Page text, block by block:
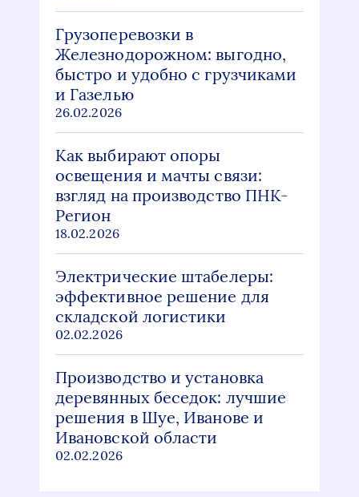
Грузоперевозки в
Железнодорожном: выгодно,
быстро и удобно с грузчиками
и Газелью
26.02.2026
Как выбирают опоры
освещения и мачты связи:
взгляд на производство ПНК-
Регион
18.02.2026
Электрические штабелеры:
эффективное решение для
складской логистики
02.02.2026
Производство и установка
деревянных беседок: лучшие
решения в Шуе, Иванове и
Ивановской области
02.02.2026